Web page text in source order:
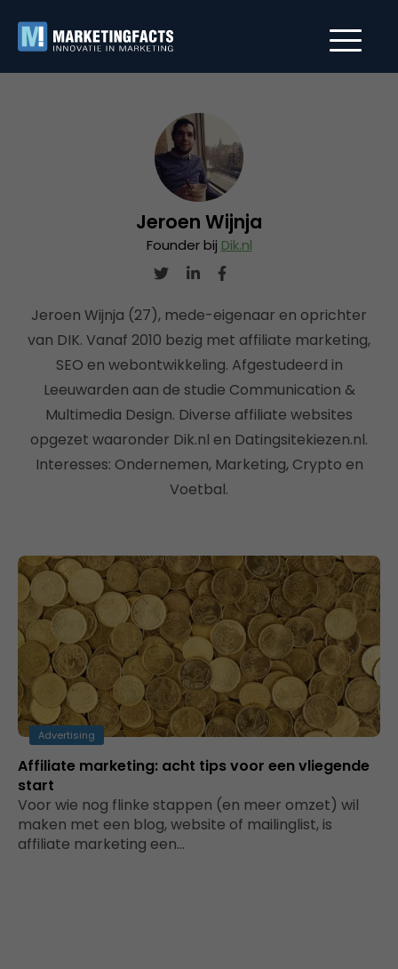
Jeroen Wijnja
Founder bij Dik.nl
Jeroen Wijnja (27), mede-eigenaar en oprichter
van DIK. Vanaf 2010 bezig met affiliate marketing,
SEO en webontwikkeling. Afgestudeerd in
Leeuwarden aan de studie Communication &
Multimedia Design. Diverse affiliate websites
opgezet waaronder Dik.nl en Datingsitekiezen.nl.
Interesses: Ondernemen, Marketing, Crypto en
Voetbal.
Advertising
Affiliate marketing: acht tips voor een vliegende
start
Voor wie nog flinke stappen (en meer omzet) wil
maken met een blog, website of mailinglist, is
affiliate marketing een…